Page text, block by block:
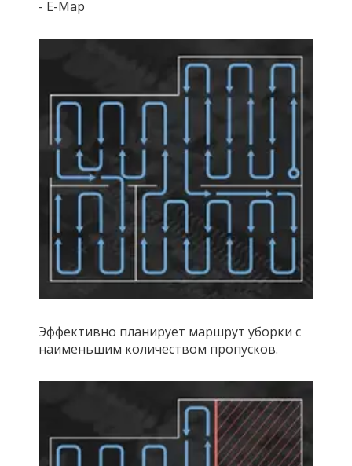
- E-Map
Эффективно планирует маршрут уборки с
наименьшим количеством пропусков.